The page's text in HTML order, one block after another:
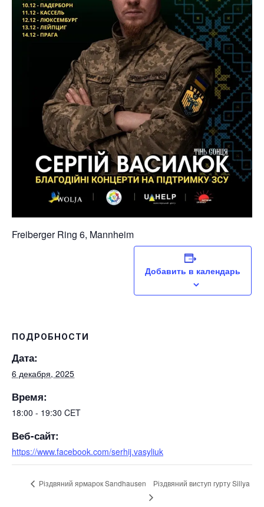
Freiberger Ring 6, Mannheim
Добавить в календарь
ПОДРОБНОСТИ
Дата:
6 декабря, 2025
Время:
18:00 - 19:30 CET
Веб-сайт:
https://www.facebook.com/serhij.vasyliuk
Різдвяний ярмарок Sandhausen Різдвяний виступ гурту Sillya